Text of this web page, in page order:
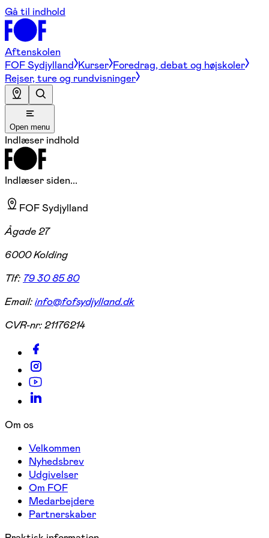
Gå til indhold
Aftenskolen
FOF Sydjylland Kurser Foredrag, debat og højskoler
Rejser, ture og rundvisninger
Open menu
Indlæser indhold
Indlæser siden...
FOF Sydjylland
Ågade 27
6000 Kolding
Tlf: 79 30 85 80
Email:info@fofsydjylland.dk
CVR-nr:21176214
Om os
Velkommen
Nyhedsbrev
Udgivelser
Om FOF
Medarbejdere
Partnerskaber